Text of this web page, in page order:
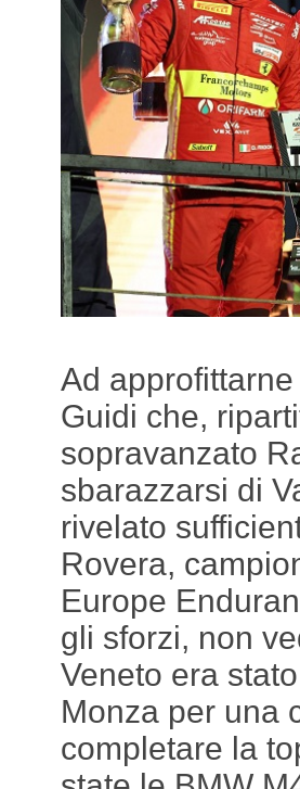
Ad
Guidi che,
sopravanzato
sbarazzarsi di
rivelato
Rovera,
Europe
gli sforzi, non
Veneto era
Monza per una
completare la